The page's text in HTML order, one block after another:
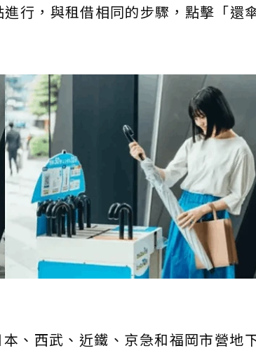
行，與租借相同的步驟，點擊「還
、西武、近鐵、京急和福岡市營地